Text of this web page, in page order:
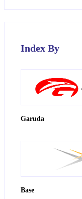
Index By
Garuda
Base